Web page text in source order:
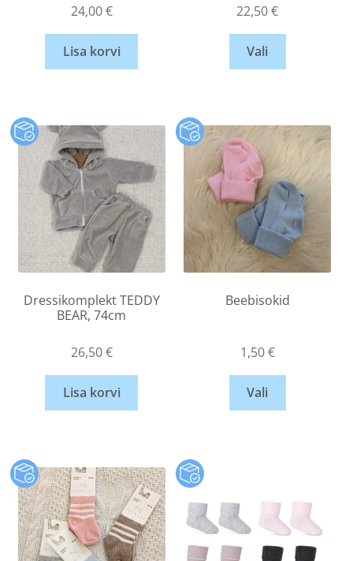
24,00€
Lisa korvi
22,50€
Vali
Dressikomplekt TEDDY
BEAR, 74cm
26,50€
Lisa korvi
Beebisokid
1,50€
Vali